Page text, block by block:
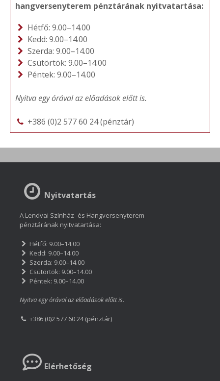
hangversenyterem pénztárának nyitvatartása:
Hétfő: 9.00–14.00
Kedd: 9.00–14.00
Szerda: 9.00–14.00
Csütörtök: 9.00–14.00
Péntek: 9.00–14.00
Nyitva egy órával az előadások előtt is.
+386 (0)2 577 60 24 (pénztár)
Nyitvatartás
A Lendvai Színház- és Hangversenyterem
pénztárának nyitvatartása:
Hétfő: 9.00–14.00
Kedd: 9.00–14.00
Szerda: 9.00–14.00
Csütörtök: 9.00–14.00
Péntek: 9.00–14.00
Nyitva egy órával az előadások előtt is.
+386 (0)2 577 60 24 (pénztár)
Elérhetőség